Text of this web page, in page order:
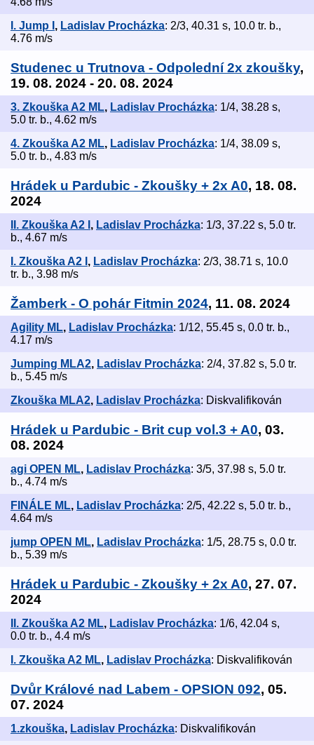
I. Jump I , Ladislav Procházka: 2/3, 40.31 s, 10.0 tr. b.,
4.76 m/s
Studenec u Trutnova - Odpolední 2x zkoušky,
19. 08. 2024 - 20. 08. 2024
3. Zkouška A2 ML, Ladislav Procházka: 1/4, 38.28 s,
5.0 tr. b., 4.62 m/s
4. Zkouška A2 ML, Ladislav Procházka: 1/4, 38.09 s,
5.0 tr. b., 4.83 m/s
Hrádek u Pardubic - Zkoušky + 2x A0, 18. 08.
2024
II. Zkouška A2 I , Ladislav Procházka: 1/3, 37.22 s, 5.0 tr.
b., 4.67 m/s
I. Zkouška A2 I , Ladislav Procházka: 2/3, 38.71 s, 10.0
tr. b., 3.98 m/s
Žamberk - O pohár Fitmin 2024, 11. 08. 2024
Agility ML, Ladislav Procházka: 1/12, 55.45 s, 0.0 tr. b.,
4.17 m/s
Jumping MLA2, Ladislav Procházka: 2/4, 37.82 s, 5.0 tr.
b., 5.45 m/s
Zkouška MLA2, Ladislav Procházka: Diskvalifikován
Hrádek u Pardubic - Brit cup vol.3 + A0, 03.
08. 2024
agi OPEN ML, Ladislav Procházka: 3/5, 37.98 s, 5.0 tr.
b., 4.74 m/s
FINÁLE ML, Ladislav Procházka: 2/5, 42.22 s, 5.0 tr. b.,
4.64 m/s
jump OPEN ML, Ladislav Procházka: 1/5, 28.75 s, 0.0 tr.
b., 5.39 m/s
Hrádek u Pardubic - Zkoušky + 2x A0, 27. 07.
2024
II. Zkouška A2 ML, Ladislav Procházka: 1/6, 42.04 s,
0.0 tr. b., 4.4 m/s
I. Zkouška A2 ML, Ladislav Procházka: Diskvalifikován
Dvůr Králové nad Labem - OPSION 092, 05.
07. 2024
1.zkouška, Ladislav Procházka: Diskvalifikován